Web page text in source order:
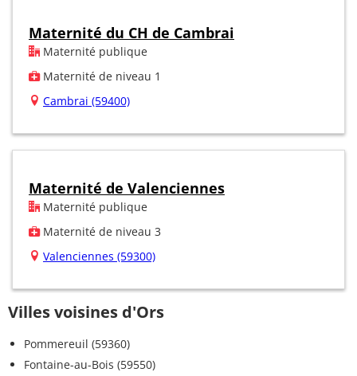
Maternité du CH de Cambrai
Maternité publique
Maternité de niveau 1
Cambrai (59400)
Maternité de Valenciennes
Maternité publique
Maternité de niveau 3
Valenciennes (59300)
Villes voisines d'Ors
Pommereuil (59360)
Fontaine-au-Bois (59550)